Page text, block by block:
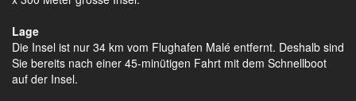
Lage
Die Insel ist nur 34 km vom Flughafen Malé entfernt. Deshalb sind
Sie bereits nach einer 45-minütigen Fahrt mit dem Schnellboot
auf der Insel.